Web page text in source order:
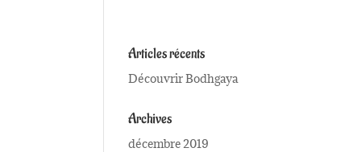
Articles récents
Découvrir Bodhgaya
Archives
décembre 2019